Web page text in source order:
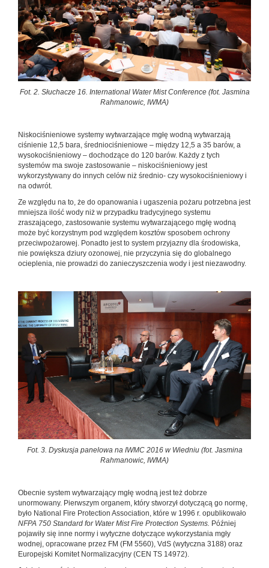
Fot. 2. Słuchacze 16. International Water Mist Conference (fot. Jasmina
Rahmanowic, IWMA)
Niskociśnieniowe systemy wytwarzające mgłę wodną wytwarzają
ciśnienie 12,5 bara, średniociśnieniowe – między 12,5 a 35 barów, a
wysokociśnieniowy – dochodzące do 120 barów. Każdy z tych
systemów ma swoje zastosowanie – niskociśnieniowy jest
wykorzystywany do innych celów niż średnio- czy wysokociśnieniowy i
na odwrót.
Ze względu na to, że do opanowania i ugaszenia pożaru potrzebna jest
mniejsza ilość wody niż w przypadku tradycyjnego systemu
zraszającego, zastosowanie systemu wytwarzającego mgłę wodną
może być korzystnym pod względem kosztów sposobem ochrony
przeciwpożarowej. Ponadto jest to system przyjazny dla środowiska,
nie powiększa dziury ozonowej, nie przyczynia się do globalnego
ocieplenia, nie prowadzi do zanieczyszczenia wody i jest niezawodny.
Fot. 3. Dyskusja panelowa na IWMC 2016 w Wiedniu (fot. Jasmina
Rahmanowic, IWMA)
Obecnie system wytwarzający mgłę wodną jest też dobrze
unormowany. Pierwszym organem, który stworzył dotyczącą go normę,
było National Fire Protection Association, które w 1996 r. opublikowało
NFPA 750 Standard for Water Mist Fire Protection Systems. Później
pojawiły się inne normy i wytyczne dotyczące wykorzystania mgły
wodnej, opracowane przez FM (FM 5560), VdS (wytyczna 3188) oraz
Europejski Komitet Normalizacyjny (CEN TS 14972).